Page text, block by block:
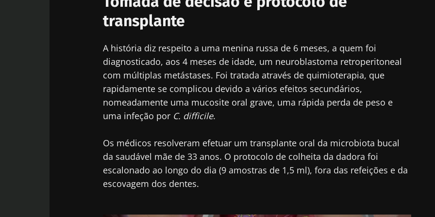
transplante
A história diz respeito a uma menina russa de 6 meses, a quem foi
diagnosticado, aos 4 meses de idade, um neuroblastoma retroperitoneal
com múltiplas metástases. Foi tratada através de quimioterapia, que
rapidamente se complicou devido a vários efeitos secundários,
nomeadamente uma mucosite oral grave, uma rápida perda de peso e
uma infeção por C. difficile.
Os médicos resolveram efetuar um transplante oral da microbiota bucal
da saudável mãe de 33 anos. O protocolo de colheita da dadora foi
escalonado ao longo do dia (9 amostras de 1,5 ml), fora das refeições e da
escovagem dos dentes.Redirecionamento
Você está prestes a ser redirecionado e deixar nosso site
Mantenha-se informado
Junte-se à comunidade de profissionais de saúde e investigadores
e receba o "Microbiota Digest" e o "HCP Magazine" para se manter
as últimas notícias sobre a microbiota.
Junte-se à comunidade de profissionais de saúde e investigadores
e receba o "Microbiota Digest" e o "HCP Magazine" para se manter
as últimas notícias sobre a microbiota.
Gostaria de me inscrever para receber mais informações sobre a
Eu li e aceito as condições gerais de utilizaçãoe apolítica de privacidade
Microbiota Institute.
* Campo obrigatório